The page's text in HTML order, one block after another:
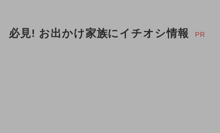
必見! お出かけ家族にイチオシ情報 PR